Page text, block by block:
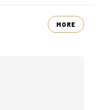
MORE